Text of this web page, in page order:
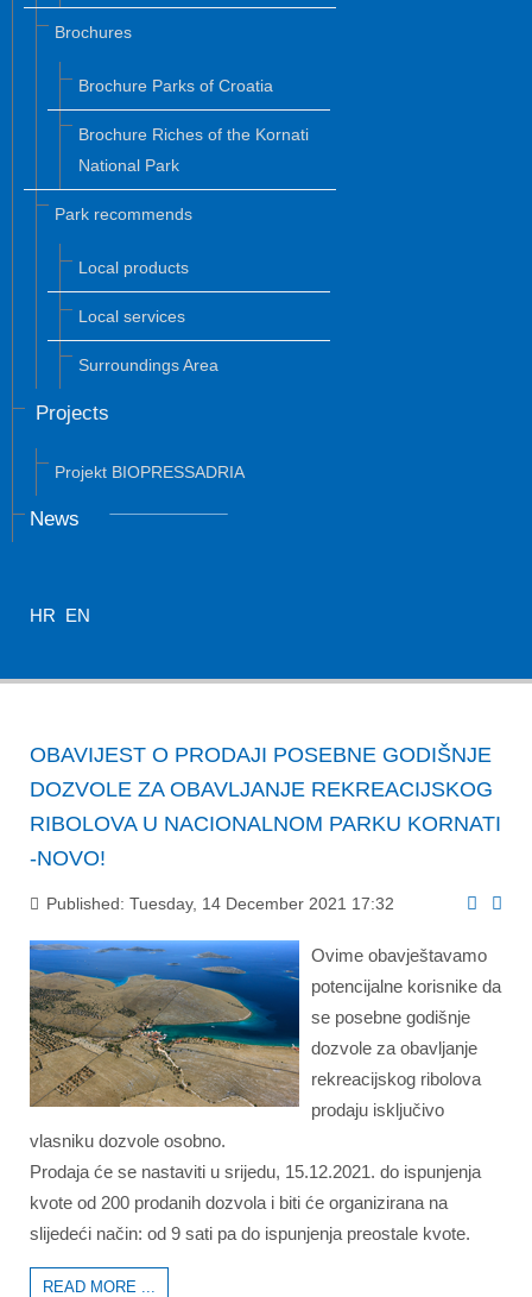
Brochures
Brochure Parks of Croatia
Brochure Riches of the Kornati
National Park
Park recommends
Local products
Local services
Surroundings Area
Projects
Projekt BIOPRESSADRIA
News
HR EN
OBAVIJEST O PRODAJI POSEBNE GODIŠNJE
DOZVOLE ZA OBAVLJANJE REKREACIJSKOG
RIBOLOVA U NACIONALNOM PARKU KORNATI
-NOVO!
Published: Tuesday, 14 December 2021 17:32
Ovime obavještavamo
potencijalne korisnike da
se posebne godišnje
dozvole za obavljanje
rekreacijskog ribolova
prodaju isključivo
vlasniku dozvole osobno.
Prodaja će se nastaviti u srijedu, 15.12.2021. do ispunjenja
kvote od 200 prodanih dozvola i biti će organizirana na
slijedeći način: od 9 sati pa do ispunjenja preostale kvote.
READ MORE ...